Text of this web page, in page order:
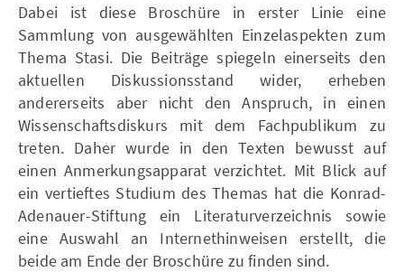
Dabei ist diese Broschüre in erster Linie eine
Sammlung von ausgewählten Einzelaspekten zum
Thema Stasi. Die Beiträge spiegeln einerseits den
aktuellen Diskussionsstand wider, erheben
andererseits aber nicht den Anspruch, in einen
Wissenschaftsdiskurs mit dem Fachpublikum zu
treten. Daher wurde in den Texten bewusst auf
einen Anmerkungsapparat verzichtet. Mit Blick auf
ein vertieftes Studium des Themas hat die Konrad-
Adenauer-Stiftung ein Literaturverzeichnis sowie
eine Auswahl an Internethinweisen erstellt, die
beide am Ende der Broschüre zu finden sind.